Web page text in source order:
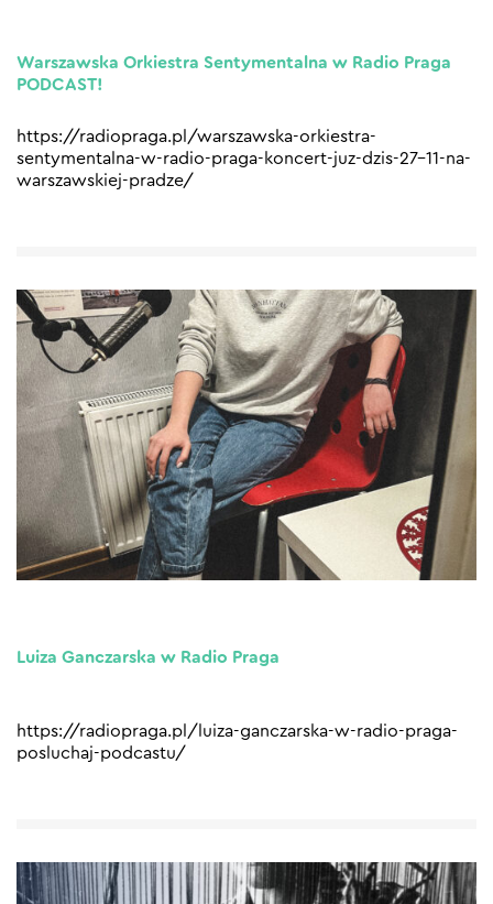
Warszawska Orkiestra Sentymentalna w Radio Praga
PODCAST!
https://radiopraga.pl/warszawska-orkiestra-
sentymentalna-w-radio-praga-koncert-juz-dzis-27-11-na-
warszawskiej-pradze/
Luiza Ganczarska w Radio Praga
https://radiopraga.pl/luiza-ganczarska-w-radio-praga-
posluchaj-podcastu/